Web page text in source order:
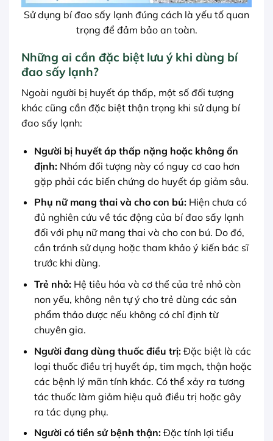
Sử dụng bí đao sấy lạnh đúng cách là yếu tố quan
trọng để đảm bảo an toàn.
Những ai cần đặc biệt lưu ý khi dùng bí
đao sấy lạnh?
Ngoài người bị huyết áp thấp, một số đối tượng
khác cũng cần đặc biệt thận trọng khi sử dụng bí
đao sấy lạnh:
Người bị huyết áp thấp nặng hoặc không ổn
định:Nhóm đối tượng này có nguy cơ cao hơn
gặp phải các biến chứng do huyết áp giảm sâu.
Phụ nữ mang thai và cho con bú:Hiện chưa có
đủ nghiên cứu về tác động của bí đao sấy lạnh
đối với phụ nữ mang thai và cho con bú. Do đó,
cần tránh sử dụng hoặc tham khảo ý kiến bác sĩ
trước khi dùng.
Trẻ nhỏ:Hệ tiêu hóa và cơ thể của trẻ nhỏ còn
non yếu, không nên tự ý cho trẻ dùng các sản
phẩm thảo dược nếu không có chỉ định từ
chuyên gia.
Người đang dùng thuốc điều trị:Đặc biệt là các
loại thuốc điều trị huyết áp, tim mạch, thận hoặc
các bệnh lý mãn tính khác. Có thể xảy ra tương
tác thuốc làm giảm hiệu quả điều trị hoặc gây
ra tác dụng phụ.
Người có tiền sử bệnh thận:Đặc tính lợi tiểu